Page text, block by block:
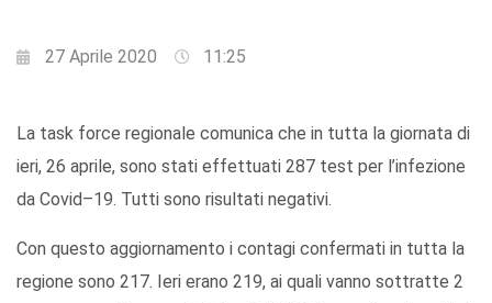
27 Aprile 2020 11:25
La task force regionale comunica che in tutta la giornata di
ieri, 26 aprile, sono stati effettuati 287 test per l’infezione
da Covid–19. Tutti sono risultati negativi.
Con questo aggiornamento i contagi confermati in tutta la
regione sono 217. Ieri erano 219, ai quali vanno sottratte 2